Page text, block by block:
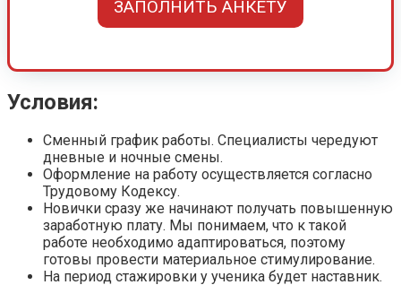
ЗАПОЛНИТЬ АНКЕТУ
Условия:
Сменный график работы. Специалисты чередуют
дневные и ночные смены.
Оформление на работу осуществляется согласно
Трудовому Кодексу.
Новички сразу же начинают получать повышенную
заработную плату. Мы понимаем, что к такой
работе необходимо адаптироваться, поэтому
готовы провести материальное стимулирование.
На период стажировки у ученика будет наставник.